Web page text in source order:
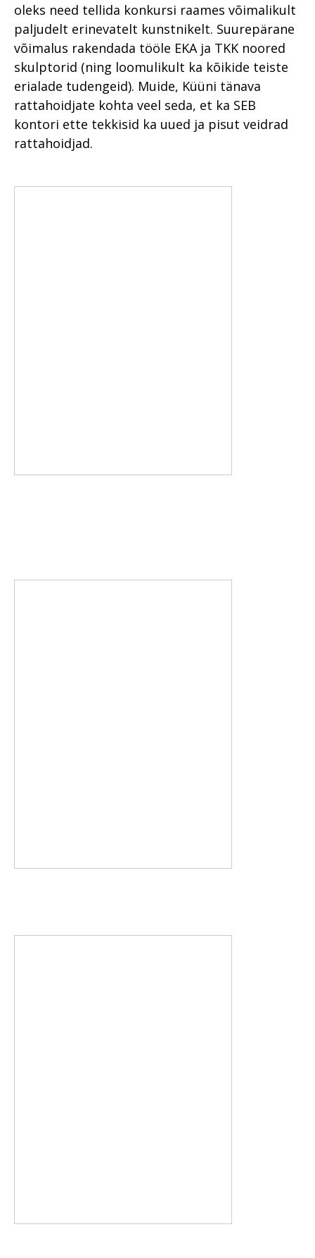
oleks need tellida konkursi raames võimalikult
paljudelt erinevatelt kunstnikelt. Suurepärane
võimalus rakendada tööle EKA ja TKK noored
skulptorid (ning loomulikult ka kõikide teiste
erialade tudengeid). Muide, Küüni tänava
rattahoidjate kohta veel seda, et ka SEB
kontori ette tekkisid ka uued ja pisut veidrad
rattahoidjad.